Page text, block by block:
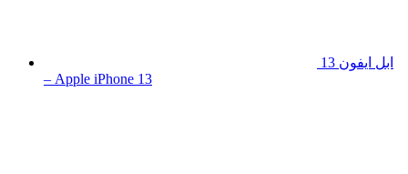
ابل ايفون 13
– Apple iPhone 13